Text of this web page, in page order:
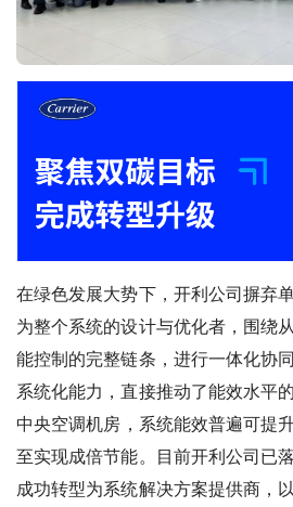
在绿色发展大势下，开利公司摒弃
为整个系统的设计与优化者，围绕
能控制的完整链条，进行一体化协
系统化能力，直接推动了能效水平
中央空调机房，系统能效普遍可提
至实现成倍节能。目前开利公司已
成功转型为系统解决方案提供商，